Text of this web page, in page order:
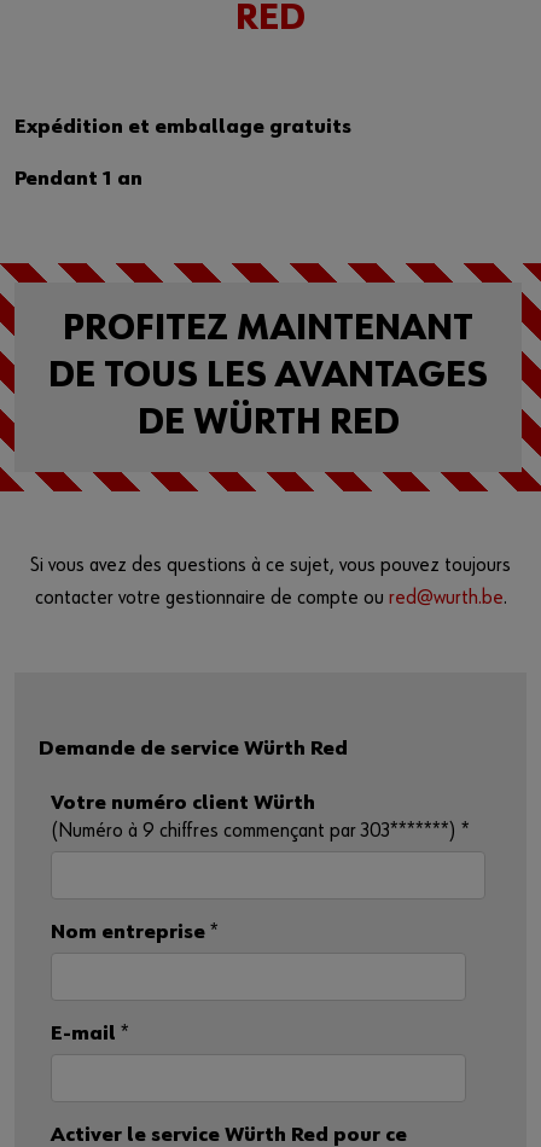
Pas encore client?
Inscrivez-vous dès maintenant à la boutique en ligne en 3 clics.
S'enregistrer
RED
Expédition et emballage gratuits
Pendant 1 an
PROFITEZ MAINTENANT
DE TOUS LES AVANTAGES
DE WÜRTH RED
Si vous avez des questions à ce sujet, vous pouvez toujours
contacter votre gestionnaire de compte ou red@wurth.be.
Demande de service Würth Red
Votre numéro client Würth
(Numéro à 9 chiffres commençant par 303*******) *
Nom entreprise *
E-mail *
Activer le service Würth Red pour ce